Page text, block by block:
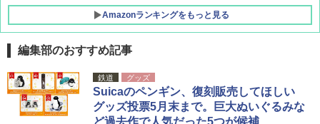
Amazonランキングをもっと見る
DEWEL パラソル 大型 ビーチ アウトドアパ
ラソル ガーデン サイトシート付 折りたたみ
防水 UVカット 4段階高さ調整 軽量 収納袋付
き
編集部のおすすめ記事
鉄道 グッズ
Suicaのペンギン、復刻販売してほしい
グッズ投票5月末まで。巨大ぬいぐるみな